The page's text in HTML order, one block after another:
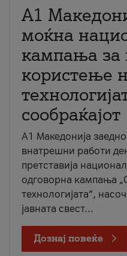
A1
моќна
кампања за
користење
сообраќајот
A1 Македонија
внатрешни работи
претставија
одговорна кампања
технологијата“,
јавната свест...
Дознај повеќе